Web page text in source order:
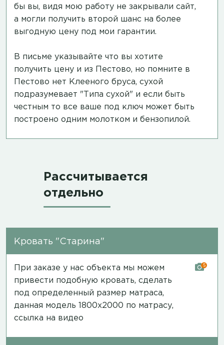
бы вы, видя мою работу не закрывали сайт,
а могли получить второй шанс на более
выгодную цену под мои гарантии.
В письме указывайте что вы хотите
получить цену и из Пестово, но помните в
Пестово нет Клееного бруса, сухой
подразумевает "Типа сухой" и если быть
честным то все ваше под ключ может быть
построено одним молотком и бензопилой.
Рассчитывается
отдельно
Кровать "Старина"
При заказе у нас объекта мы можем
привести подобную кровать, сделать
под определенный размер матраса,
данная модель 1800х2000 по матрасу,
ссылка на видео
5